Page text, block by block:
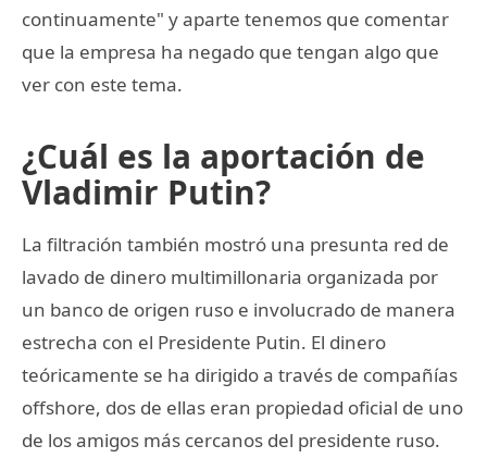
continuamente" y aparte tenemos que comentar
que la empresa ha negado que tengan algo que
ver con este tema.
¿Cuál es la aportación de
Vladimir Putin?
La filtración también mostró una presunta red de
lavado de dinero multimillonaria organizada por
un banco de origen ruso e involucrado de manera
estrecha con el Presidente Putin. El dinero
teóricamente se ha dirigido a través de compañías
offshore, dos de ellas eran propiedad oficial de uno
de los amigos más cercanos del presidente ruso.